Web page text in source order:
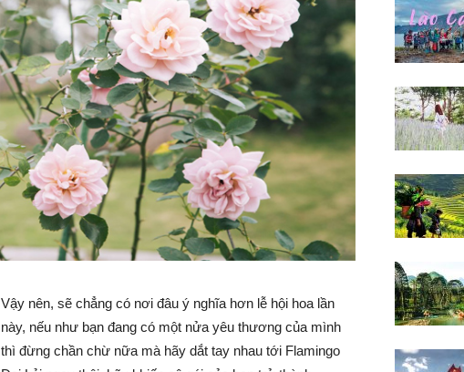
Vậy nên, sẽ chẳng có nơi đâu ý nghĩa hơn lễ hội hoa lần
này, nếu như bạn đang có một nửa yêu thương của mình
thì đừng chần chừ nữa mà hãy dắt tay nhau tới Flamingo